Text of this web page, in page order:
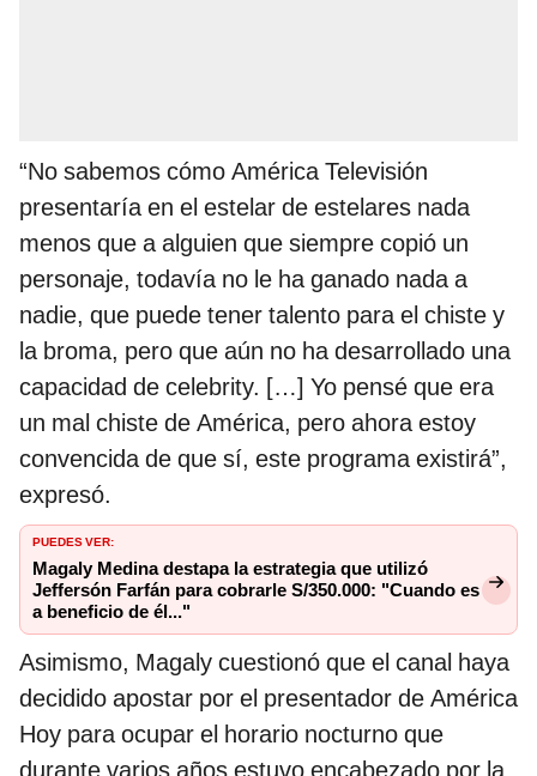
“No sabemos cómo América Televisión
presentaría en el estelar de estelares nada
menos que a alguien que siempre copió un
personaje, todavía no le ha ganado nada a
nadie, que puede tener talento para el chiste y
la broma, pero que aún no ha desarrollado una
capacidad de celebrity. […] Yo pensé que era
un mal chiste de América, pero ahora estoy
convencida de que sí, este programa existirá”,
expresó.
PUEDES VER:
Magaly Medina destapa la estrategia que utilizó
Jeffersón Farfán para cobrarle S/350.000: "Cuando es
a beneficio de él..."
Asimismo, Magaly cuestionó que el canal haya
decidido apostar por el presentador de América
Hoy para ocupar el horario nocturno que
durante varios años estuvo encabezado por la